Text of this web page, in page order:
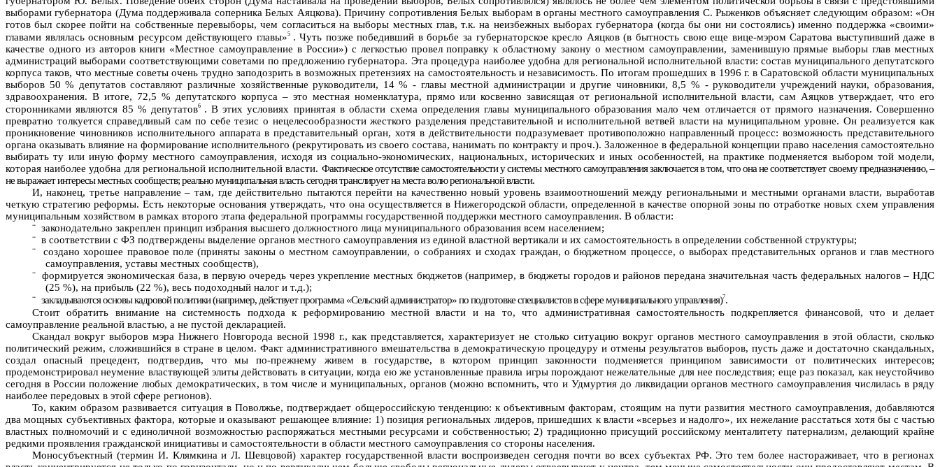
выборами губернатора (Дума поддерживала соперника Белых Аяцкова). Причину сопротивления Белых выборам в органы местного самоуправления С. Рыженков объясняет следующим образом: «Он
готов был скорее пойти на собственные перевыборы, чем согласиться на выборы местных глав, т.к. на неизбежных выборах губернатора (когда бы они ни состоялись) именно поддержка «своими»
главами являлась основным ресурсом действующего главы»5 . Чуть позже победивший в борьбе за губернаторское кресло Аяцков (в бытность свою еще вице-мэром Саратова выступивший даже в
качестве одного из авторов книги «Местное самоуправление в России») с легкостью провел поправку к областному закону о местном самоуправлении, заменившую прямые выборы глав местных
администраций выборами соответствующими советами по предложению губернатора. Эта процедура наиболее удобна для региональной исполнительной власти: состав муниципального депутатского
корпуса таков, что местные советы очень трудно заподозрить в возможных претензиях на самостоятельность и независимость. По итогам прошедших в 1996 г. в Саратовской области муниципальных
выборов 50 % депутатов составляют различные хозяйственные руководители, 14 % - главы местной администрации и другие чиновники, 8,5 % - руководители учреждений науки, образования,
здравоохранения. В итоге, 72,5 % депутатского корпуса – это местная номенклатура, прямо или косвенно зависящая от региональной исполнительной власти, сам Аяцков утверждает, что его
сторонниками являются 85 % депутатов6
. В этих условиях принятая в области схема определения главы муниципального образования мало чем отличается от прямого назначения. Совершенно
превратно толкуется справедливый сам по себе тезис о нецелесообразности жесткого разделения представительной и исполнительной ветвей власти на муниципальном уровне. Он реализуется как
проникновение чиновников исполнительного аппарата в представительный орган, хотя в действительности подразумевает противоположно направленный процесс: возможность представительного
органа оказывать влияние на формирование исполнительного (рекрутировать из своего состава, нанимать по контракту и проч.). Заложенное в федеральной концепции право населения самостоятельно
выбирать ту или иную форму местного самоуправления, исходя из социально-экономических, национальных, исторических и иных особенностей, на практике подменяется выбором той модели,
которая наиболее удобна для региональной исполнительной власти. Фактическое отсутствие самостоятельности у системы местного самоуправления заключается в том, что она не соответствует своему предназначению, –
не выражает интересы местных сообществ; реально муниципальная власть сегодня транслирует на места волю региональной власти.
И, наконец, третье направление – там, где действительно пытаются перейти на качественно новый уровень взаимоотношений между региональными и местными органами власти, выработав
четкую стратегию реформы. Есть некоторые основания утверждать, что она осуществляется в Нижегородской области, определенной в качестве опорной зоны по отработке новых схем управления
муниципальным хозяйством в рамках второго этапа федеральной программы государственной поддержки местного самоуправления. В области:
¨ законодательно закреплен принцип избрания высшего должностного лица муниципального образования всем населением;
¨ в соответствии с ФЗ подтверждены выделение органов местного самоуправления из единой властной вертикали и их самостоятельность в определении собственной структуры;
¨
создано хорошее правовое поле (приняты законы о местном самоуправлении, о собраниях и сходах граждан, о бюджетном процессе, о выборах представительных органов и глав местного
самоуправления, уставы местных сообществ),
¨ формируется экономическая база, в первую очередь через укрепление местных бюджетов (например, в бюджеты городов и районов передана значительная часть федеральных налогов – НДС
(25 %), на прибыль (22 %), весь подоходный налог и т.д.);
¨ закладываются основы кадровой политики (например, действует программа «Сельский администратор» по подготовке специалистов в сфере муниципального управления)7.
Стоит обратить внимание на системность подхода к реформированию местной власти и на то, что административная самостоятельность подкрепляется финансовой, что и делает
самоуправление реальной властью, а не пустой декларацией.
Скандал вокруг выборов мэра Нижнего Новгорода весной 1998 г., как представляется, характеризует не столько ситуацию вокруг органов местного самоуправления в этой области, сколько
политический режим, сложившийся в стране в целом. Факт административного вмешательства в демократическую процедуру и отмены результатов выборов, пусть даже и достаточно скандальных,
создал опасный прецедент, подтвердив, что мы по-прежнему живем в государстве, в котором принцип законности подменяется принципом зависимости от политических интересов;
продемонстрировал неумение властвующей элиты действовать в ситуации, когда ею же установленные правила игры порождают нежелательные для нее последствия; еще раз показал, как неустойчиво
сегодня в России положение любых демократических, в том числе и муниципальных, органов (можно вспомнить, что и Удмуртия до ликвидации органов местного самоуправления числилась в ряду
наиболее передовых в этой сфере регионов).
То, каким образом развивается ситуация в Поволжье, подтверждает общероссийскую тенденцию: к объективным факторам, стоящим на пути развития местного самоуправления, добавляются
два мощных субъективных фактора, которые и оказывают решающее влияние: 1) позиция региональных лидеров, пришедших к власти «всерьез и надолго», их нежелание расстаться хотя бы с частью
властных полномочий и с единоличной возможностью распоряжаться местными ресурсами и собственностью; 2) традиционно присущий российскому менталитету патернализм, делающий крайне
редкими проявления гражданской инициативы и самостоятельности в области местного самоуправления со стороны населения.
Моносубъектный (термин И. Клямкина и Л. Шевцовой) характер государственной власти воспроизведен сегодня почти во всех субъектах РФ. Это тем более настораживает, что в регионах